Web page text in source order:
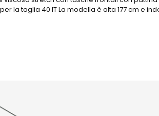
la taglia 40 IT La modella è alta 177 cm e